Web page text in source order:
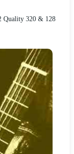
Quality 320 & 128